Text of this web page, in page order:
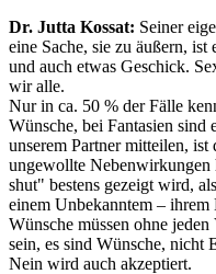
Dr. Jutta Kossat: Seiner
eine Sache, sie zu äußern,
und auch etwas Geschick.
wir alle.
Nur in ca. 50 % der Fälle
Wünsche, bei Fantasien
unserem Partner mitteilen, ist
ungewollte
shut" bestens gezeigt wird,
einem Unbekanntem – ihrem
Wünsche müssen ohne
sein, es sind Wünsche, nicht
Nein wird auch akzeptiert.